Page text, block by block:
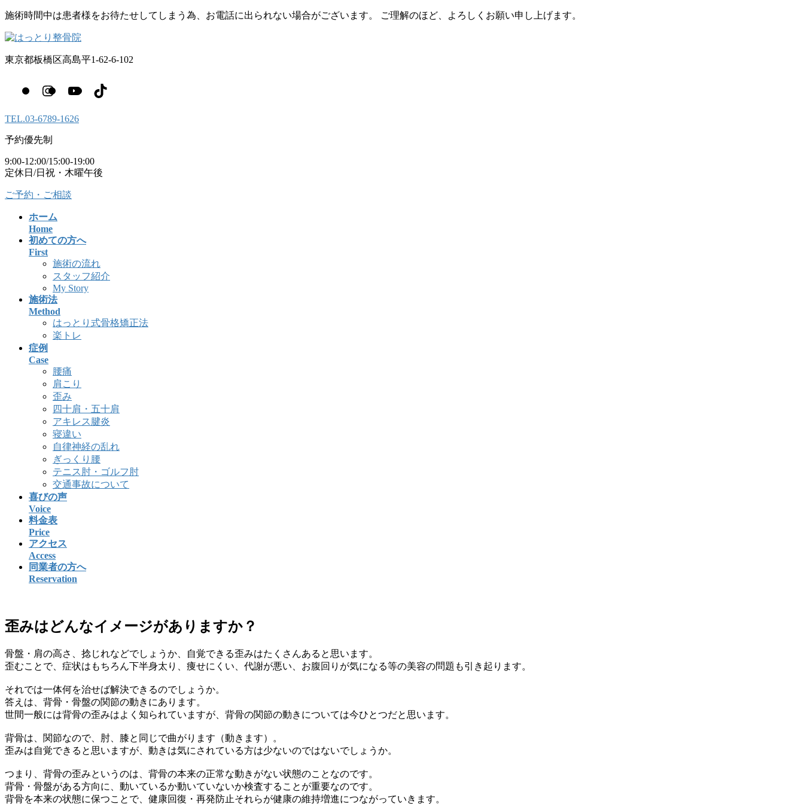
コ
テ
ン
ツ
ッ
ナ
ゲ
ー
シ
移
施術時間中は患者様をお待たせしてしまう為、お電話に出られない場合がございます。 ご理解のほど、よろしくお願い申し上げます。
東京都板橋区高島平1-62-6-102
TEL.03-6789-1626
予約優先制
9:00-12:00/15:00-19:00
定休日/日祝・木曜午後
ご予約・ご相談
ホーム
Home
初めての方へ
First
施術の流れ
スタッフ紹介
My Story
施術法
Method
はっとり式骨格矯正法
楽トレ
症例
Case
腰痛
肩こり
歪み
四十肩・五十肩
アキレス腱炎
寝違い
自律神経の乱れ
ぎっくり腰
テニス肘・ゴルフ肘
交通事故について
喜びの声
Voice
料金表
Price
アクセス
Access
同業者の方へ
Reservation
歪みはどんなイメージがありますか？
骨盤・肩の高さ、捻じれなどでしょうか、自覚できる歪みはたくさんあると思います。
歪むことで、症状はもちろん下半身太り、痩せにくい、代謝が悪い、お腹回りが気になる等の美容の問題も引き起ります。
それでは一体何を治せば解決できるのでしょうか。
答えは、背骨・骨盤の関節の動きにあります。
世間一般には背骨の歪みはよく知られていますが、背骨の関節の動きについては今ひとつだと思います。
背骨は、関節なので、肘、膝と同じで曲がります（動きます）。
歪みは自覚できると思いますが、動きは気にされている方は少ないのではないでしょうか。
つまり、背骨の歪みというのは、背骨の本来の正常な動きがない状態のことなのです。
背骨・骨盤がある方向に、動いているか動いていないか検査することが重要なのです。
背骨を本来の状態に保つことで、健康回復・再発防止それらが健康の維持増進につながっていきます。